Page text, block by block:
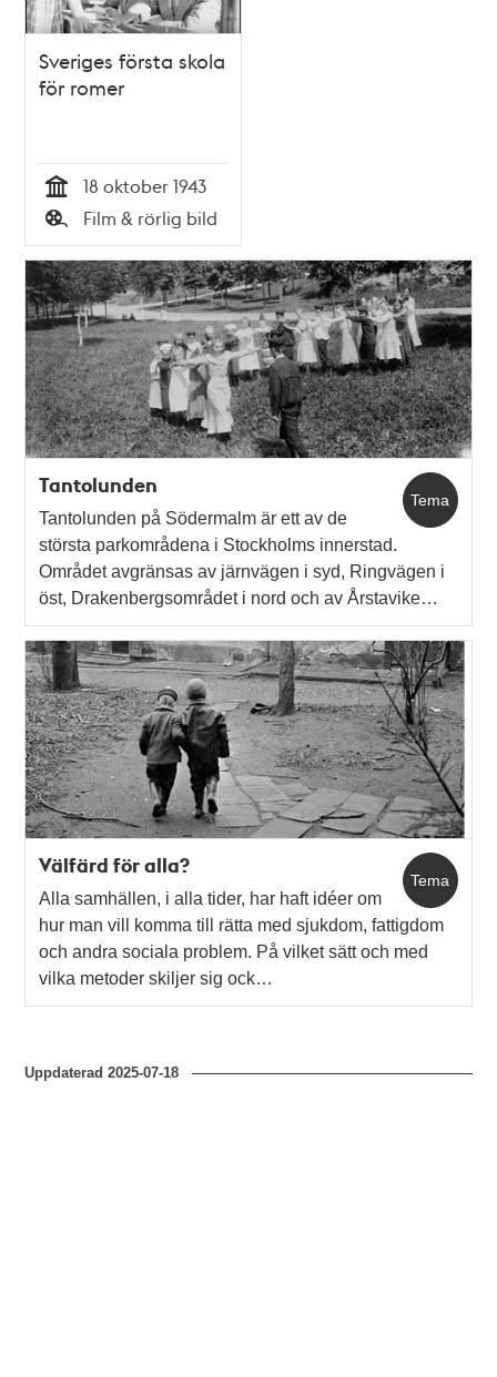
Sveriges första skola
för romer
Tid
18 oktober 1943
Typ
Film & rörlig bild
Tema
Tantolunden
Tantolunden på Södermalm är ett av de
största parkområdena i Stockholms innerstad.
Området avgränsas av järnvägen i syd, Ringvägen i
öst, Drakenbergsområdet i nord och av Årstavike…
Tema
Välfärd för alla?
Alla samhällen, i alla tider, har haft idéer om
hur man vill komma till rätta med sjukdom, fattigdom
och andra sociala problem. På vilket sätt och med
vilka metoder skiljer sig ock…
Uppdaterad2025-07-18